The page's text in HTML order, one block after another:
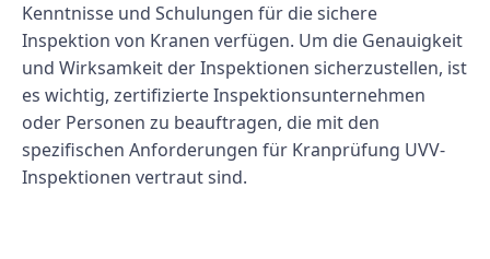
Kenntnisse und Schulungen für die sichere
Inspektion von Kranen verfügen. Um die Genauigkeit
und Wirksamkeit der Inspektionen sicherzustellen, ist
es wichtig, zertifizierte Inspektionsunternehmen
oder Personen zu beauftragen, die mit den
spezifischen Anforderungen für Kranprüfung UVV-
Inspektionen vertraut sind.